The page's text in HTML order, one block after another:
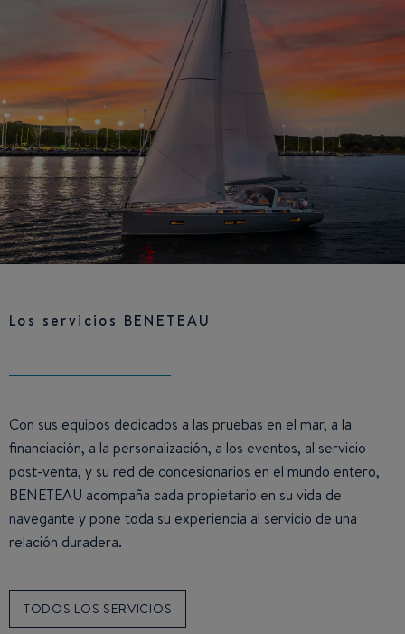
Los servicios BENETEAU
Con sus equipos dedicados a las pruebas en el mar, a la
financiación, a la personalización, a los eventos, al servicio
post-venta, y su red de concesionarios en el mundo entero,
BENETEAU acompaña cada propietario en su vida de
navegante y pone toda su experiencia al servicio de una
relación duradera.
TODOS LOS SERVICIOS